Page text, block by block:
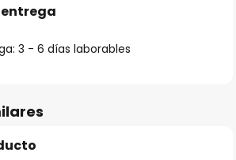
3 - 6 días laborables